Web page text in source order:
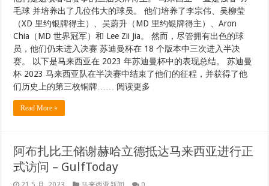
Read More »
阿布扎比王储谢赫哈立德抵达马来西亚进行正
式访问 – GulfToday
21 5 月, 2023 马来西亚新闻 0
哈桑纳尔·易卜拉欣亲王周日会见谢赫·哈立德·本·穆罕默德·本·扎耶
到彭亨王储哈桑纳尔易卜拉欣亲王的接见； 和尊敬的外交部长 YB
Dato’ Seri Diraja Dr Zambry bin Abd Kadir。 这次访问旨在进一步